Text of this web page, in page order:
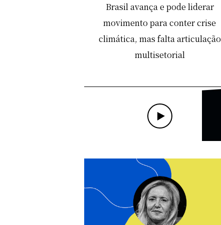
Brasil avança e pode liderar
movimento para conter crise
climática, mas falta articulação
multisetorial